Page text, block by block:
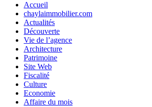
Accueil
chaylaimmobilier.com
Actualités
Découverte
Vie de l’agence
Architecture
Patrimoine
Site Web
Fiscalité
Culture
Economie
Affaire du mois